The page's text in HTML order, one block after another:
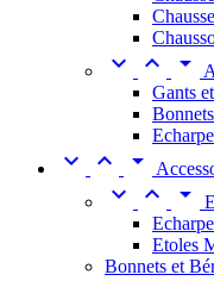
  
Gants
  
  
Etoles
Bonnets et